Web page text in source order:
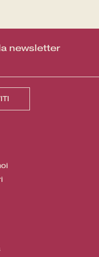
newsletter